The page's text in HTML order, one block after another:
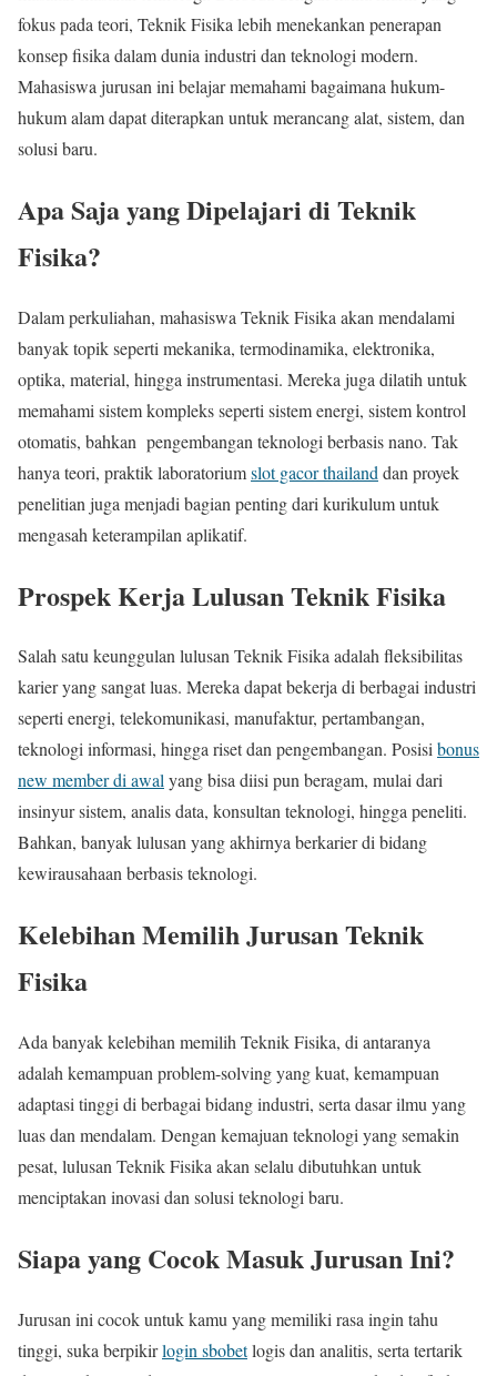
fokus pada teori, Teknik Fisika lebih menekankan penerapan
konsep fisika dalam dunia industri dan teknologi modern.
Mahasiswa jurusan ini belajar memahami bagaimana hukum-
hukum alam dapat diterapkan untuk merancang alat, sistem, dan
solusi baru.
Apa Saja yang Dipelajari di Teknik
Fisika?
Dalam perkuliahan, mahasiswa Teknik Fisika akan mendalami
banyak topik seperti mekanika, termodinamika, elektronika,
optika, material, hingga instrumentasi. Mereka juga dilatih untuk
memahami sistem kompleks seperti sistem energi, sistem kontrol
otomatis, bahkan pengembangan teknologi berbasis nano. Tak
hanya teori, praktik laboratoriumslot gacor thailand dan proyek
penelitian juga menjadi bagian penting dari kurikulum untuk
mengasah keterampilan aplikatif.
Prospek Kerja Lulusan Teknik Fisika
Salah satu keunggulan lulusan Teknik Fisika adalah fleksibilitas
karier yang sangat luas. Mereka dapat bekerja di berbagai industri
seperti energi, telekomunikasi, manufaktur, pertambangan,
teknologi informasi, hingga riset dan pengembangan. Posisibonus
new member di awalyang bisa diisi pun beragam, mulai dari
insinyur sistem, analis data, konsultan teknologi, hingga peneliti.
Bahkan, banyak lulusan yang akhirnya berkarier di bidang
kewirausahaan berbasis teknologi.
Kelebihan Memilih Jurusan Teknik
Fisika
Ada banyak kelebihan memilih Teknik Fisika, di antaranya
adalah kemampuan problem-solving yang kuat, kemampuan
adaptasi tinggi di berbagai bidang industri, serta dasar ilmu yang
luas dan mendalam. Dengan kemajuan teknologi yang semakin
pesat, lulusan Teknik Fisika akan selalu dibutuhkan untuk
menciptakan inovasi dan solusi teknologi baru.
Siapa yang Cocok Masuk Jurusan Ini?
Jurusan ini cocok untuk kamu yang memiliki rasa ingin tahu
tinggi, suka berpikirlogin sbobetlogis dan analitis, serta tertarik